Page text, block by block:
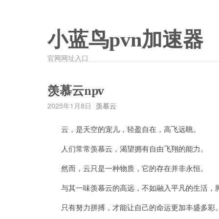
小蓝鸟pvn加速器
官网网址入口
羡慕云npv
2025年1月8日 羡慕云
云，是天空的宠儿，轻盈自在，高飞远眺。
人们常常羡慕云，渴望拥有自由飞翔的能力。
然而，云只是一种物质，它的存在并非永恒。
与其一味羡慕云的高远，不如融入平凡的生活，
只有努力拼搏，才能让自己的命运更加丰盛多彩。